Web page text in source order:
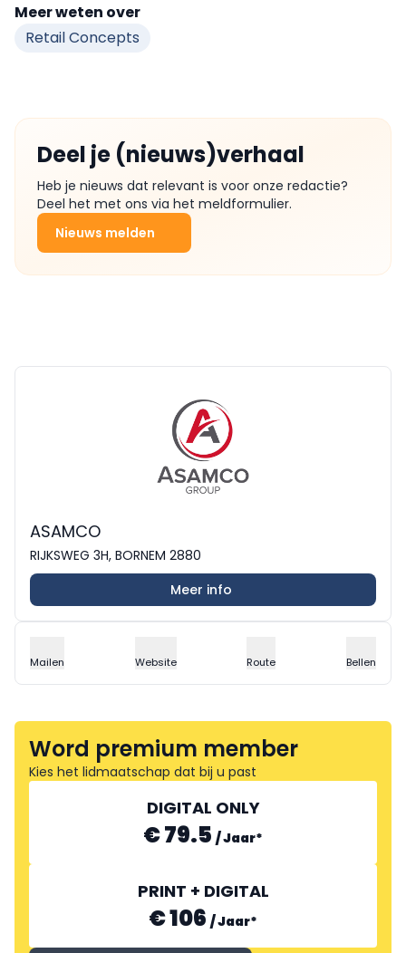
Meer weten over
Retail Concepts
Deel je (nieuws)verhaal
Heb je nieuws dat relevant is voor onze redactie?
Deel het met ons via het meldformulier.
Nieuws melden
ASAMCO
RIJKSWEG 3H, BORNEM 2880
Meer info
Mailen Website Route Bellen
Word premium member
Kies het lidmaatschap dat bij u past
DIGITAL ONLY
€ 79.5 /Jaar*
PRINT + DIGITAL
€ 106 /Jaar*